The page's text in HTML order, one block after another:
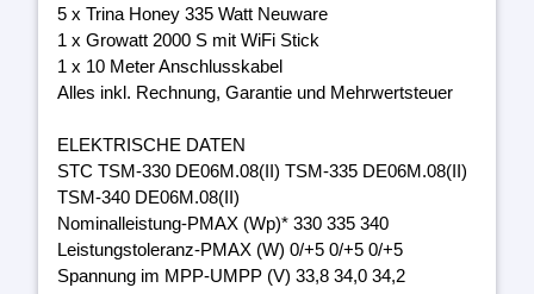
5 x Trina Honey 335 Watt Neuware
1 x Growatt 2000 S mit WiFi Stick
1 x 10 Meter Anschlusskabel
Alles inkl. Rechnung, Garantie und Mehrwertsteuer
ELEKTRISCHE DATEN
STC TSM-330 DE06M.08(II) TSM-335 DE06M.08(II)
TSM-340 DE06M.08(II)
Nominalleistung-PMAX (Wp)* 330 335 340
Leistungstoleranz-PMAX (W) 0/+5 0/+5 0/+5
Spannung im MPP-UMPP (V) 33,8 34,0 34,2